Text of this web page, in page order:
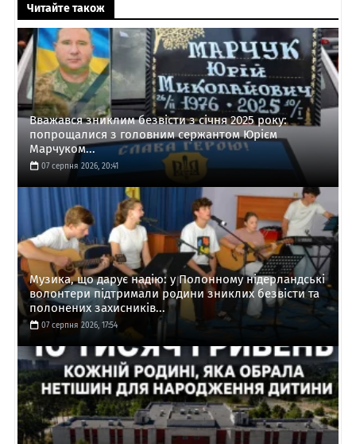
Читайте також
Вважався зниклим безвісти з січня 2025 року:
попрощалися з головним сержантом Юрієм
Марчуком...
07 серпня 2026, 20:41
Музика, що дарує надію: у Полонному нідерландські
волонтери підтримали родини зниклих безвісти та
полонених захисників...
07 серпня 2026, 17:54